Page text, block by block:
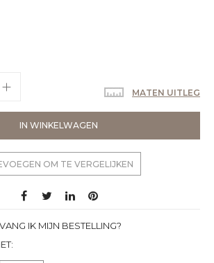
IN WINKELWAGEN
MATEN UITLEG
OM TE VERGELIJKEN
IK MIJN BESTELLING?